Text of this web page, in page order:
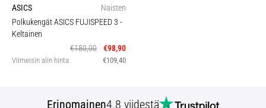
ASICS
Naisten
Polkukengät ASICS FUJISPEED 3 -
Keltainen
€180,00
€98,90
Viimeisin alin hinta €109,40
Erinomainen4.8 viidestä